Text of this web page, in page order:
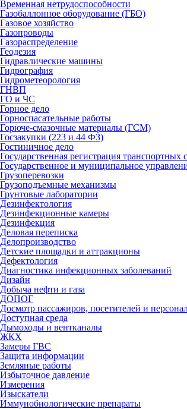
Временная нетрудоспособности
Газобаллонное оборудование (ГБО)
Газовое хозяйство
Газопроводы
Газораспределение
Геодезия
Гидравлические машины
Гидрография
Гидрометеорология
ГНВП
ГО и ЧС
Горное дело
Горноспасательные работы
Горюче-смазочные материалы (ГСМ)
Госзакупки (223 и 44 ФЗ)
Гостиничное дело
Государственная регистрация транспортных
Государственное и муниципальное
Грузоперевозки
Грузоподъемные механизмы
Грунтовые лаборатории
Дезинфектология
Дезинфекционные камеры
Дезинфекция
Деловая переписка
Делопроизводство
Детские площадки и аттракционы
Дефектология
Диагностика инфекционных заболеваний
Дизайн
Добыча нефти и газа
ДОПОГ
Досмотр пассажиров, посетителей и
Доступная среда
Дымоходы и вентканалы
ЖКХ
Замеры ГВС
Защита информации
Земляные работы
Избыточное давление
Измерения
Изыскатели
Иммунобиологические препараты